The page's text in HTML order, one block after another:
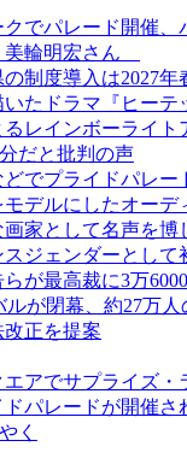
でパレード開催
美輪明宏さん
制度導入は2027年
たドラマ『ヒーテ
レインボーライ
だと批判の声
でプライドパレー
デルにしたオー
家として名声を
ジェンダーとして
が最高裁に3万
ルが閉幕、約27万
正を提案
エアでサプライズ・
パレードが開催さ
く